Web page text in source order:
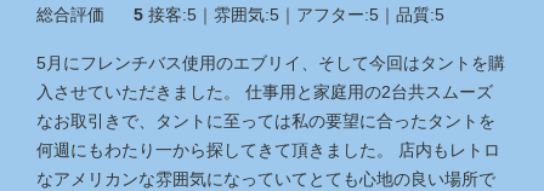
総合評価
5 接客:5 ｜雰囲気:5 ｜アフター:5 ｜品質:5
5月にフレンチバス使用のエブリイ、そして今回はタントを購
入させていただきました。 仕事用と家庭用の2台共スムーズ
なお取引きで、タントに至っては私の要望に合ったタントを
何週にもわたり一から探してきて頂きました。 店内もレトロ
なアメリカンな雰囲気になっていてとても心地の良い場所で